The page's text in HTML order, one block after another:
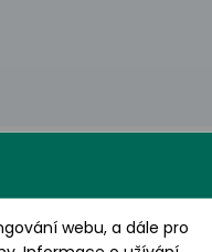
webu, a dále pro